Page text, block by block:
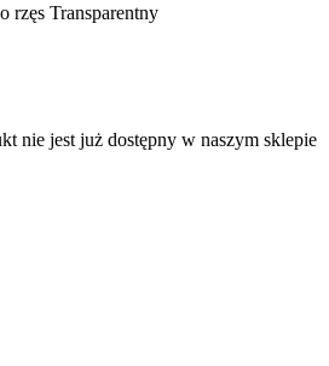
rzęs Transparentny
nie jest już dostępny w naszym sklepie